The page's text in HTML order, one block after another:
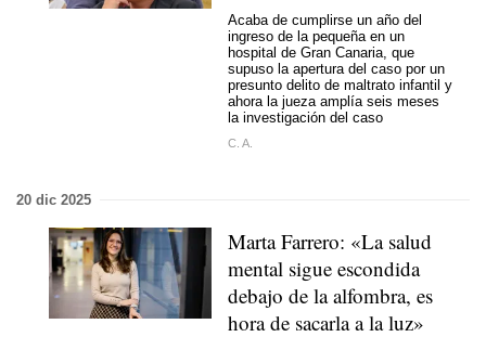
Acaba de cumplirse un año del
ingreso de la pequeña en un
hospital de Gran Canaria, que
supuso la apertura del caso por un
presunto delito de maltrato infantil y
ahora la jueza amplía seis meses
la investigación del caso
C. A.
20 dic 2025
Marta Farrero: «La salud
mental sigue escondida
debajo de la alfombra, es
hora de sacarla a la luz»